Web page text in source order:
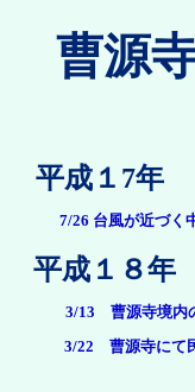
曹源
平成１８年
3/13 曹源寺境内
3/22 曹源寺にて
平成１7年
7/26 台風が近づく